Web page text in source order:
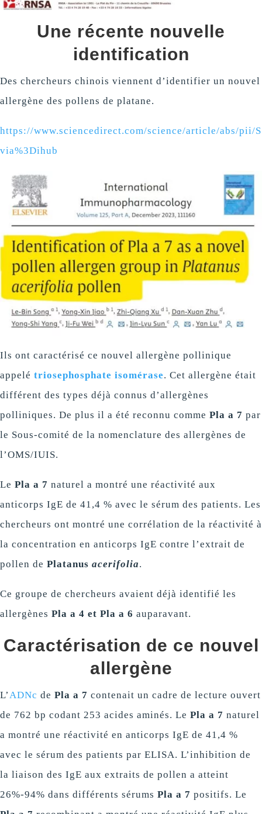
Une récente nouvelle
identification
Des chercheurs chinois viennent d’identifier un nouvel
allergène des pollens de platane.
https://www.sciencedirect.com/science/article/abs/pii/
via%3Dihub
Ils ont caractérisé ce nouvel allergène pollinique
appelé triosephosphate isomérase. Cet allergène était
différent des types déjà connus d’allergènes
polliniques. De plus il a été reconnu comme Pla a 7 par
le Sous-comité de la nomenclature des allergènes de
l’OMS/IUIS.
Le Pla a 7 naturel a montré une réactivité aux
anticorps IgE de 41,4 % avec le sérum des patients. Les
chercheurs ont montré une corrélation de la réactivité à
la concentration en anticorps IgE contre l’extrait de
pollen de Platanus acerifolia.
Ce groupe de chercheurs avaient déjà identifié les
allergènes Pla a 4 et Pla a 6 auparavant.
Caractérisation de ce nouvel
allergène
L’ADNc de Pla a 7 contenait un cadre de lecture ouvert
de 762 bp codant 253 acides aminés. Le Pla a 7 naturel
a montré une réactivité en anticorps IgE de 41,4 %
avec le sérum des patients par ELISA. L’inhibition de
la liaison des IgE aux extraits de pollen a atteint
26%-94% dans différents sérums Pla a 7 positifs. Le